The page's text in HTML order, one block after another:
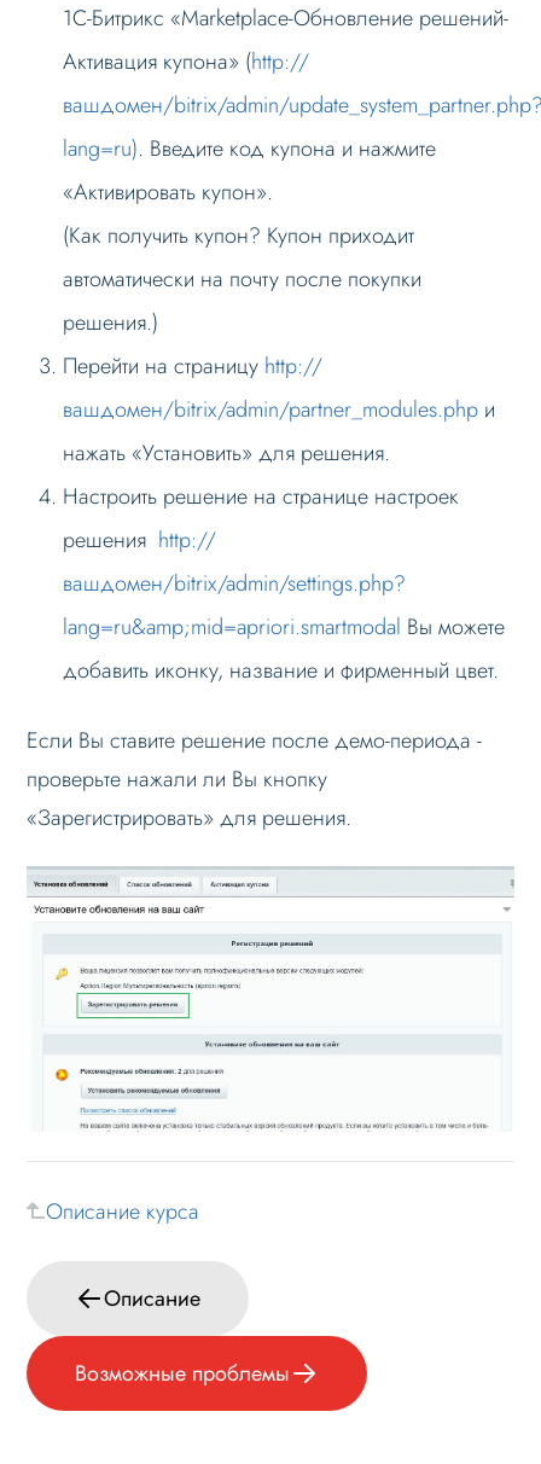
1С-Битрикс «Marketplace-Обновление решений-
Активация купона» (http://
вашдомен/bitrix/admin/
lang=ru). Введите код купона и нажмите
«Активировать купон».
(Как получить купон? Купон приходит
автоматически на почту после покупки
решения.)
Перейти на страницу http://
вашдомен/bitrix/admin/partner_modules.php и
нажать «Установить» для решения.
Настроить решение на странице настроек
решения http://
вашдомен/bitrix/admin/settings.php?
lang=ru&amp;mid=apriori.smartmodal Вы можете
добавить иконку, название и фирменный цвет.
Если Вы ставите решение после демо-периода -
проверьте нажали ли Вы кнопку
«Зарегистрировать» для решения.
Описание курса
Описание
Возможные проблемы